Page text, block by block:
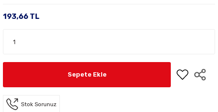
193,66 TL
Sepete Ekle
Stok Sorunuz